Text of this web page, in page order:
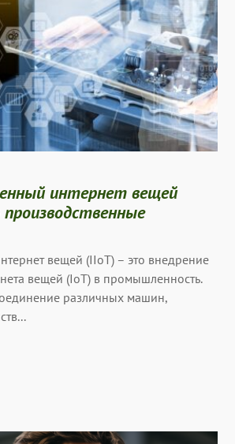
интернет вещей
вещей (IIoT) – это внедрение
вещей (IoT) в промышленность.
различных машин,